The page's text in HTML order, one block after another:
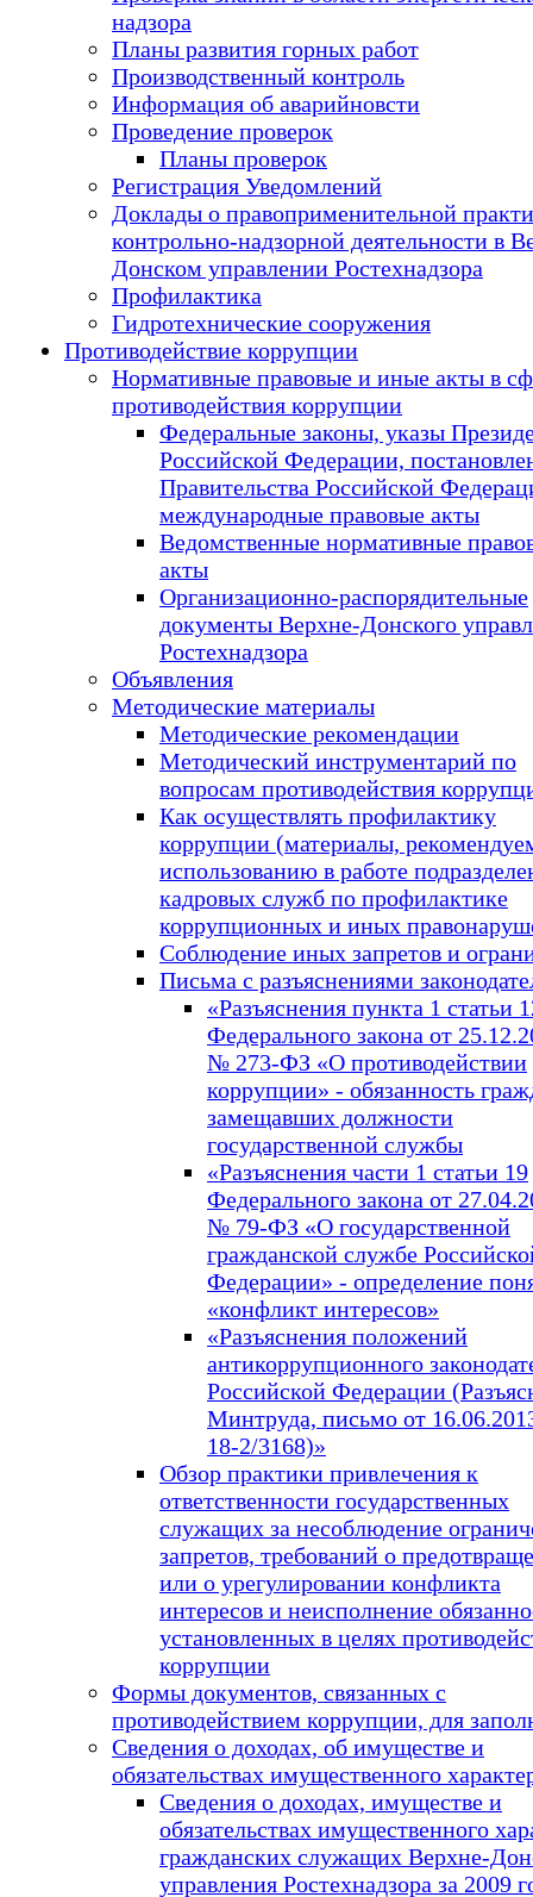
надзора
Планы развития горных работ
Производственный контроль
Информация об аварийновсти
Проведение проверок
Планы проверок
Регистрация Уведомлений
Доклады о правоприменительной
контрольно-надзорной деятельности в
Донском управлении Ростехнадзора
Профилактика
Гидротехнические сооружения
Противодействие коррупции
Нормативные правовые и иные акты в
противодействия коррупции
Федеральные законы, указы
Российской Федерации,
Правительства Российской
международные правовые акты
Ведомственные нормативные
акты
Организационно-распорядительные
документы Верхне-Донского
Ростехнадзора
Объявления
Методические материалы
Методические рекомендации
Методический инструментарий по
вопросам противодействия
Как осуществлять профилактику
коррупции (материалы,
использованию в работе
кадровых служб по профилактике
коррупционных и иных
Соблюдение иных запретов и
Письма с разъяснениями
«Разъяснения пункта 1 статьи
Федерального закона от
№ 273-ФЗ «О противодействии
коррупции» - обязанность
замещавших должности
государственной службы
«Разъяснения части 1 статьи 19
Федерального закона от
№ 79-ФЗ «О государственной
гражданской службе
Федерации» - определение
«конфликт интересов»
«Разъяснения положений
антикоррупционного
Российской Федерации
Минтруда, письмо от
18-2/3168)»
Обзор практики привлечения к
ответственности государственных
служащих за несоблюдение
запретов, требований о
или о урегулировании конфликта
интересов и неисполнение
установленных в целях
коррупции
Формы документов, связанных с
противодействием коррупции, для
Сведения о доходах, об имуществе и
обязательствах имущественного
Сведения о доходах, имуществе и
обязательствах имущественного
гражданских служащих Верхне-
управления Ростехнадзора за 2009